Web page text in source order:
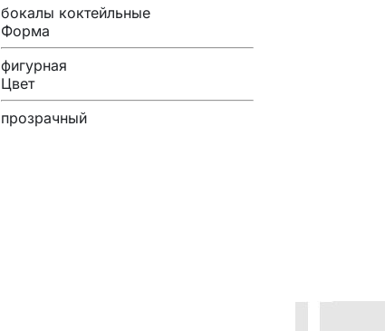
бокалы коктейльные
Форма
фигурная
Цвет
прозрачный